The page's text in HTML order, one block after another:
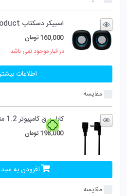
اسپیکر دسکتاپ xp product مدل SU32E – آبی
160,000 تومان
در انبار موجود نمی باشد
اطلاعات
مقایسه
کابل برق کامپیوتر 1.2 متری – مشکی
198,000 تومان
افزودن به
مقایسه